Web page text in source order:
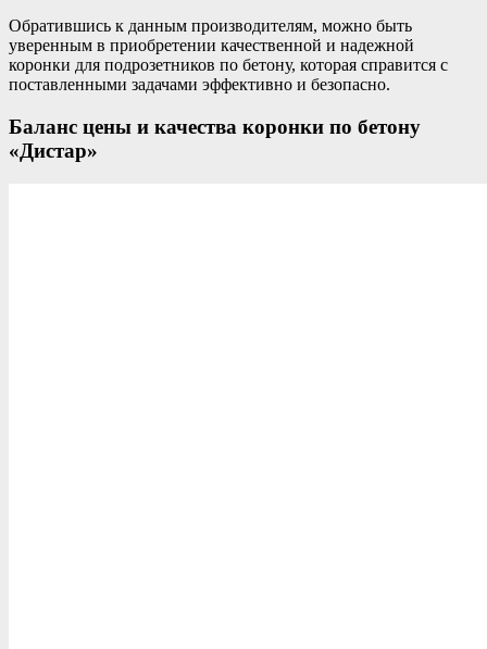
Обратившись к данным производителям, можно быть
уверенным в приобретении качественной и надежной
коронки для подрозетников по бетону, которая справится с
поставленными задачами эффективно и безопасно.
Баланс цены и качества коронки по бетону
«Дистар»